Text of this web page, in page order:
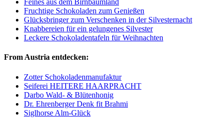
Feines aus dem Birnbaumland
Fruchtige Schokoladen zum Genießen
Glücksbringer zum Verschenken in der Silvesternacht
Knabbereien für ein gelungenes Silvester
Leckere Schokoladentafeln für Weihnachten
From Austria entdecken:
Zotter Schokoladenmanufaktur
Seiferei HEITERE HAARPRACHT
Darbo Wald- & Blütenhonig
Dr. Ehrenberger Denk fit Brahmi
Siglhorse Alm-Glück